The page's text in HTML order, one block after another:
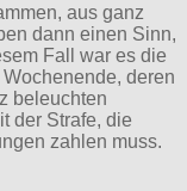
aus ganz
dann einen Sinn,
Fall war es die
deren
beleuchten
der Strafe, die
zahlen muss.